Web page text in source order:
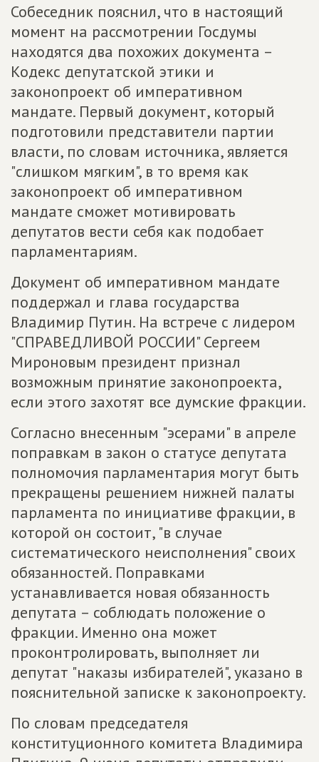
Собеседник пояснил, что в настоящий
момент на рассмотрении Госдумы
находятся два похожих документа –
Кодекс депутатской этики и
законопроект об императивном
мандате. Первый документ, который
подготовили представители партии
власти, по словам источника, является
"слишком мягким", в то время как
законопроект об императивном
мандате сможет мотивировать
депутатов вести себя как подобает
парламентариям.
Документ об императивном мандате
поддержал и глава государства
Владимир Путин. На встрече с лидером
"СПРАВЕДЛИВОЙ РОССИИ" Сергеем
Мироновым президент признал
возможным принятие законопроекта,
если этого захотят все думские фракции.
Согласно внесенным "эсерами" в апреле
поправкам в закон о статусе депутата
полномочия парламентария могут быть
прекращены решением нижней палаты
парламента по инициативе фракции, в
которой он состоит, "в случае
систематического неисполнения" своих
обязанностей. Поправками
устанавливается новая обязанность
депутата – соблюдать положение о
фракции. Именно она может
проконтролировать, выполняет ли
депутат "наказы избирателей", указано в
пояснительной записке к законопроекту.
По словам председателя
конституционного комитета Владимира